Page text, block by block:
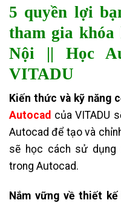
5 quyền lợi
tham gia khóa
Nội || Học
VITADU
Kiến thức và kỹ năng
Autocad của VITADU
Autocad để tạo và
sẽ học cách sử
trong Autocad.
Nắm vững về thiết